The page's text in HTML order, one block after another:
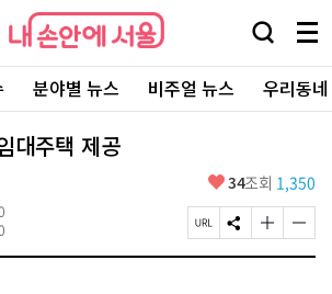
내
손
에
울
검
창
열
기
메
뉴
전
체
보
분야별 뉴스 비주얼 뉴스 우리동
대주택 제공
좋
요
34조회 1,350
페
이
S
N
글
자
글
자